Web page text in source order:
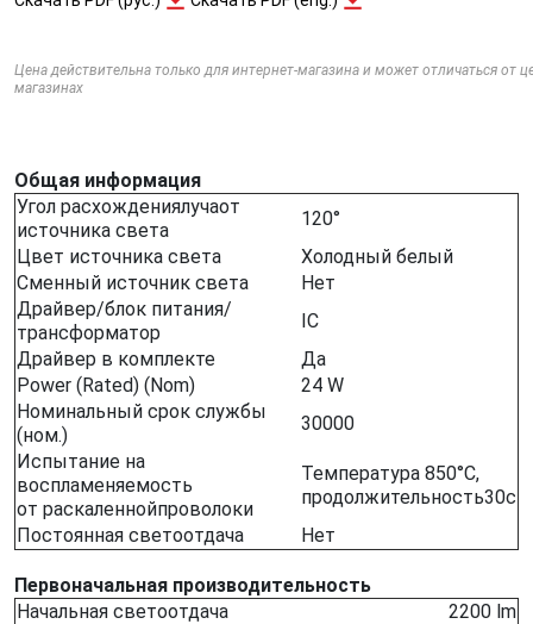
Цена действительна только для интернет-магазина и может отличаться от
магазинах
Общая информация
Угол расхождениялучаот
источника света
120°
Цвет источника света
Холодный белый
Сменный источник света
Нет
Драйвер/блок питания/
трансформатор
IC
Драйвер в комплекте
Да
Power (Rated) (Nom)
24 W
Номинальный срок службы
(ном.)
30000
Испытание на
воспламеняемость
от раскаленнойпроволоки
Температура 850°C,
продолжительность30с
Постоянная светоотдача
Нет
Первоначальная производительность
Начальная светоотдача
2200 lm